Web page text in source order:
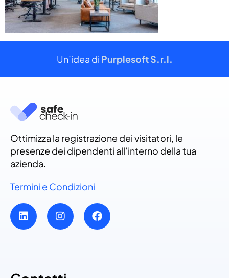
Un’idea di Purplesoft S.r.l.
Ottimizza la registrazione dei visitatori, le
presenze dei dipendenti all’interno della tua
azienda.
Termini e Condizioni